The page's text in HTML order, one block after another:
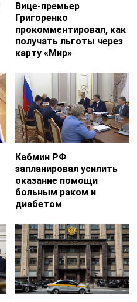
Вице-премьер
Григоренко
прокомментировал, как
получать льготы через
карту «Мир»
Кабмин РФ
запланировал усилить
оказание помощи
больным раком и
диабетом